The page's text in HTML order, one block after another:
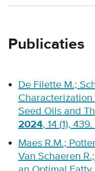
Publicaties
De Filette M.;
Seed Oils and
2024, 14 (1), 439.
Maes R.M.;
Van Schaeren